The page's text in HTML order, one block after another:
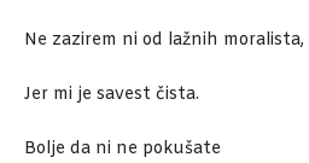
Ne zazirem ni od lažnih moralista,
Jer mi je savest čista.
Bolje da ni ne pokušate